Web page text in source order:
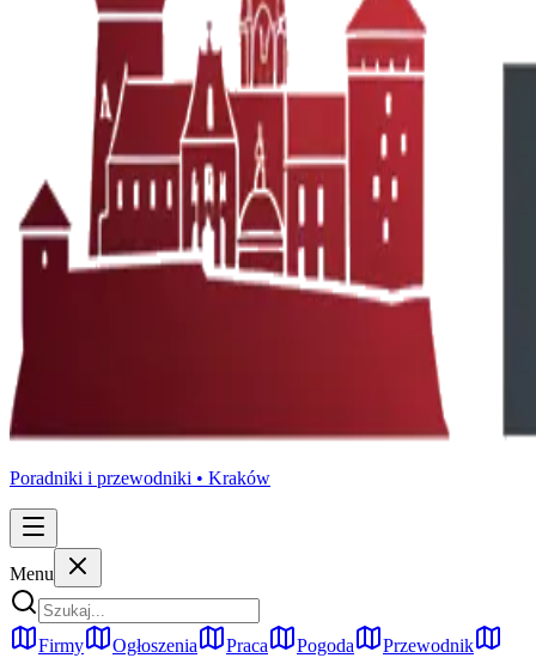
Poradniki i przewodniki • Kraków
Menu
Firmy Ogłoszenia Praca Pogoda
Przewodnik